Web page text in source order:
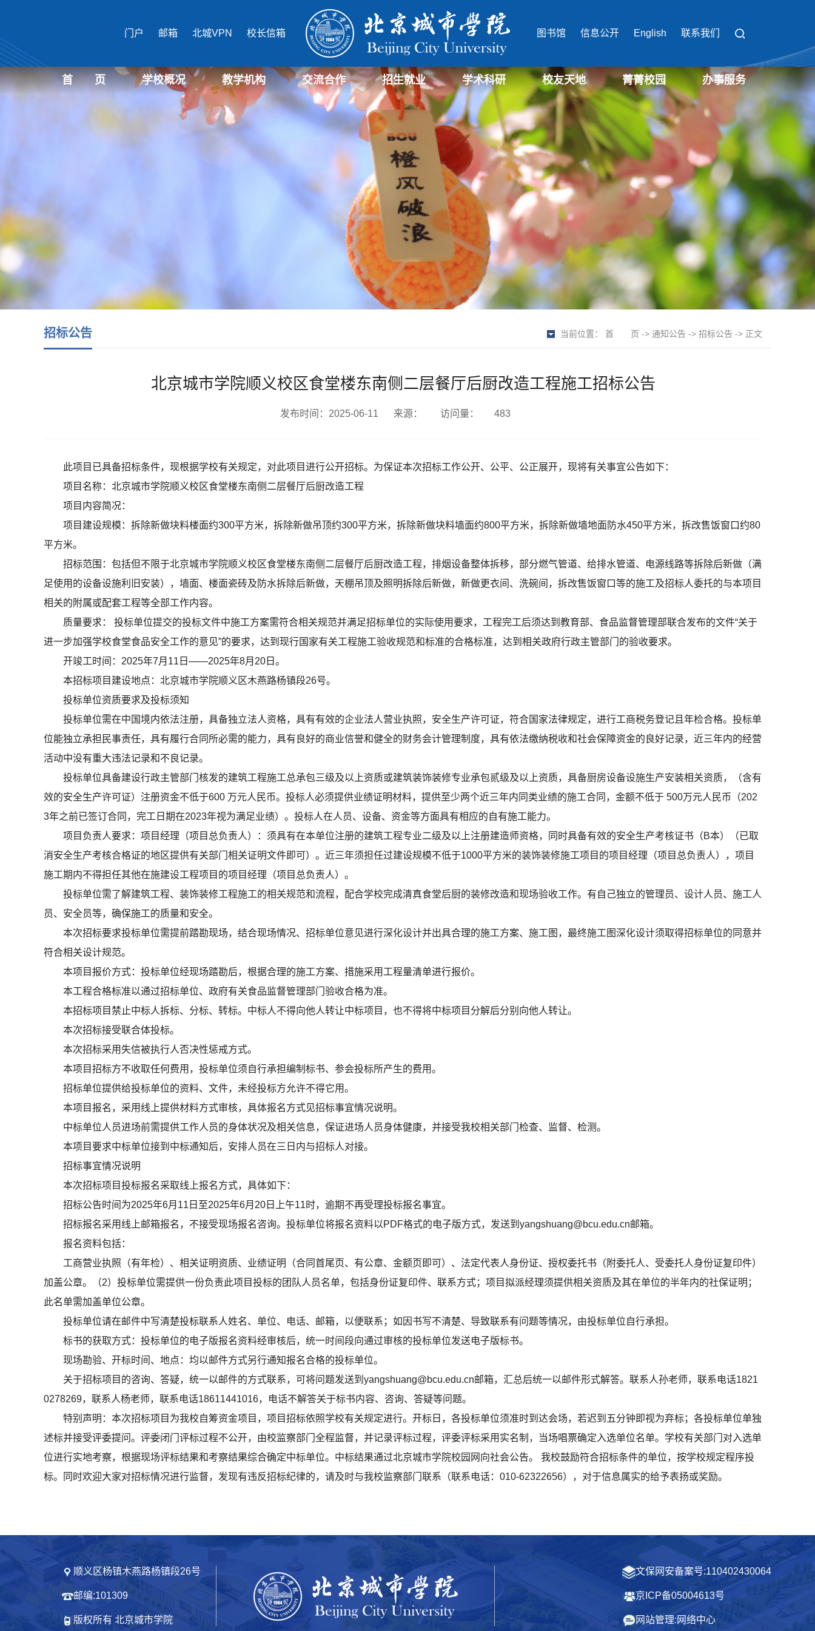
门户 邮箱 北城VPN 校长信箱 图书馆 信息公开 English 联系我们
首 页 学校概况
学校介绍
现任领导
机构设置
教学机构
公共管理学部
经济管理学部
国际文化与传播学部
艺术设计学部
表演学部
生物医药学部
信息学部
城市建设学部
教育学部
教育培训中心
文化遗产学部
马克思主义学院
交流合作 招生就业
招生信息
就业信息
研究生招生信息
北城-华威项目管理硕士
北城-中德合作办学项目
学术科研
科研与社会服务处
科研机构
北城学报
校友天地 菁菁校园 办事服务
校园办事流程
校园缴费平台
校园服务
招标公告 当前位置： 首 页 -> 通知公告 -> 招标公告 -> 正文
北京城市学院顺义校区食堂楼东南侧二层餐厅后厨改造工程施工招标公告
发布时间：2025-06-11 来源： 访问量： 483
此项目已具备招标条件，现根据学校有关规定，对此项目进行公开招标。为保证本次招标工作公开、公平、公正展开，现将有关事宜公告如下：
项目名称：北京城市学院顺义校区食堂楼东南侧二层餐厅后厨改造工程
项目内容简况：
项目建设规模：拆除新做块料楼面约300平方米，拆除新做吊顶约300平方米，拆除新做块料墙面约800平方米，拆除新做墙地面防水450平方米，拆改售饭窗口约80
平方米。
招标范围：包括但不限于北京城市学院顺义校区食堂楼东南侧二层餐厅后厨改造工程，排烟设备整体拆移，部分燃气管道、给排水管道、电源线路等拆除后新做（满
足使用的设备设施利旧安装），墙面、楼面瓷砖及防水拆除后新做，天棚吊顶及照明拆除后新做，新做更衣间、洗碗间，拆改售饭窗口等的施工及招标人委托的与本项目
相关的附属或配套工程等全部工作内容。
质量要求： 投标单位提交的投标文件中施工方案需符合相关规范并满足招标单位的实际使用要求，工程完工后须达到教育部、食品监督管理部联合发布的文件“关于
进一步加强学校食堂食品安全工作的意见”的要求，达到现行国家有关工程施工验收规范和标准的合格标准，达到相关政府行政主管部门的验收要求。
开竣工时间：2025年7月11日——2025年8月20日。
本招标项目建设地点：北京城市学院顺义区木燕路杨镇段26号。
投标单位资质要求及投标须知
投标单位需在中国境内依法注册，具备独立法人资格，具有有效的企业法人营业执照，安全生产许可证，符合国家法律规定，进行工商税务登记且年检合格。投标单
位能独立承担民事责任，具有履行合同所必需的能力，具有良好的商业信誉和健全的财务会计管理制度，具有依法缴纳税收和社会保障资金的良好记录，近三年内的经营
活动中没有重大违法记录和不良记录。
投标单位具备建设行政主管部门核发的建筑工程施工总承包三级及以上资质或建筑装饰装修专业承包贰级及以上资质，具备厨房设备设施生产安装相关资质，（含有
效的安全生产许可证）注册资金不低于600 万元人民币。投标人必须提供业绩证明材料，提供至少两个近三年内同类业绩的施工合同，金额不低于 500万元人民币（202
3年之前已签订合同，完工日期在2023年视为满足业绩）。投标人在人员、设备、资金等方面具有相应的自有施工能力。
项目负责人要求：项目经理（项目总负责人）：须具有在本单位注册的建筑工程专业二级及以上注册建造师资格，同时具备有效的安全生产考核证书（B本）（已取
消安全生产考核合格证的地区提供有关部门相关证明文件即可）。近三年须担任过建设规模不低于1000平方米的装饰装修施工项目的项目经理（项目总负责人），项目
施工期内不得担任其他在施建设工程项目的项目经理（项目总负责人）。
投标单位需了解建筑工程、装饰装修工程施工的相关规范和流程，配合学校完成清真食堂后厨的装修改造和现场验收工作。有自己独立的管理员、设计人员、施工人
员、安全员等，确保施工的质量和安全。
本次招标要求投标单位需提前踏勘现场，结合现场情况、招标单位意见进行深化设计并出具合理的施工方案、施工图，最终施工图深化设计须取得招标单位的同意并
符合相关设计规范。
本项目报价方式：投标单位经现场踏勘后，根据合理的施工方案、措施采用工程量清单进行报价。
本工程合格标准以通过招标单位、政府有关食品监督管理部门验收合格为准。
本招标项目禁止中标人拆标、分标、转标。中标人不得向他人转让中标项目，也不得将中标项目分解后分别向他人转让。
本次招标接受联合体投标。
本次招标采用失信被执行人否决性惩戒方式。
本项目招标方不收取任何费用，投标单位须自行承担编制标书、参会投标所产生的费用。
招标单位提供给投标单位的资料、文件，未经投标方允许不得它用。
本项目报名，采用线上提供材料方式审核，具体报名方式见招标事宜情况说明。
中标单位人员进场前需提供工作人员的身体状况及相关信息，保证进场人员身体健康，并接受我校相关部门检查、监督、检测。
本项目要求中标单位接到中标通知后，安排人员在三日内与招标人对接。
招标事宜情况说明
本次招标项目投标报名采取线上报名方式，具体如下：
招标公告时间为2025年6月11日至2025年6月20日上午11时，逾期不再受理投标报名事宜。
招标报名采用线上邮箱报名，不接受现场报名咨询。投标单位将报名资料以PDF格式的电子版方式，发送到yangshuang@bcu.edu.cn邮箱。
报名资料包括：
工商营业执照（有年检）、相关证明资质、业绩证明（合同首尾页、有公章、金额页即可）、法定代表人身份证、授权委托书（附委托人、受委托人身份证复印件）
加盖公章。（2）投标单位需提供一份负责此项目投标的团队人员名单，包括身份证复印件、联系方式；项目拟派经理须提供相关资质及其在单位的半年内的社保证明；
此名单需加盖单位公章。
投标单位请在邮件中写清楚投标联系人姓名、单位、电话、邮箱，以便联系；如因书写不清楚、导致联系有问题等情况，由投标单位自行承担。
标书的获取方式：投标单位的电子版报名资料经审核后，统一时间段向通过审核的投标单位发送电子版标书。
现场勘验、开标时间、地点：均以邮件方式另行通知报名合格的投标单位。
关于招标项目的咨询、答疑，统一以邮件的方式联系，可将问题发送到yangshuang@bcu.edu.cn邮箱，汇总后统一以邮件形式解答。联系人孙老师，联系电话1821
0278269，联系人杨老师，联系电话18611441016，电话不解答关于标书内容、咨询、答疑等问题。
特别声明：本次招标项目为我校自筹资金项目，项目招标依照学校有关规定进行。开标日，各投标单位须准时到达会场，若迟到五分钟即视为弃标；各投标单位单独
述标并接受评委提问。评委闭门评标过程不公开，由校监察部门全程监督，并记录评标过程，评委评标采用实名制，当场唱票确定入选单位名单。学校有关部门对入选单
位进行实地考察，根据现场评标结果和考察结果综合确定中标单位。中标结果通过北京城市学院校园网向社会公告。 我校鼓励符合招标条件的单位，按学校规定程序投
标。同时欢迎大家对招标情况进行监督，发现有违反招标纪律的，请及时与我校监察部门联系（联系电话：010-62322656），对于信息属实的给予表扬或奖励。
顺义区杨镇木燕路杨镇段26号
邮编:101309
版权所有 北京城市学院
文保网安备案号:110402430064
京ICP备05004613号
网站管理:网络中心